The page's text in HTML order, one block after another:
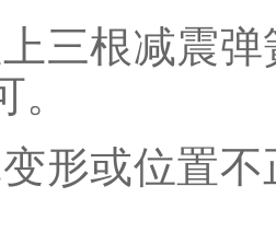
三根减震弹
。
形或位置不